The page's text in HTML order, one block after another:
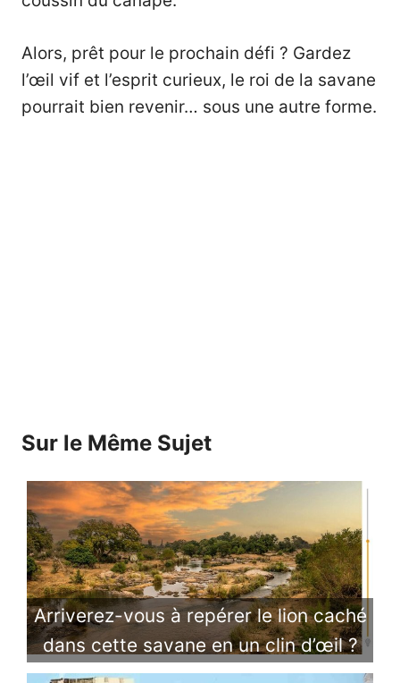
Alors, prêt pour le prochain défi ? Gardez
l’œil vif et l’esprit curieux, le roi de la savane
pourrait bien revenir… sous une autre forme.
Sur le Même Sujet
Arriverez-vous à repérer le lion caché
dans cette savane en un clin d’œil ?